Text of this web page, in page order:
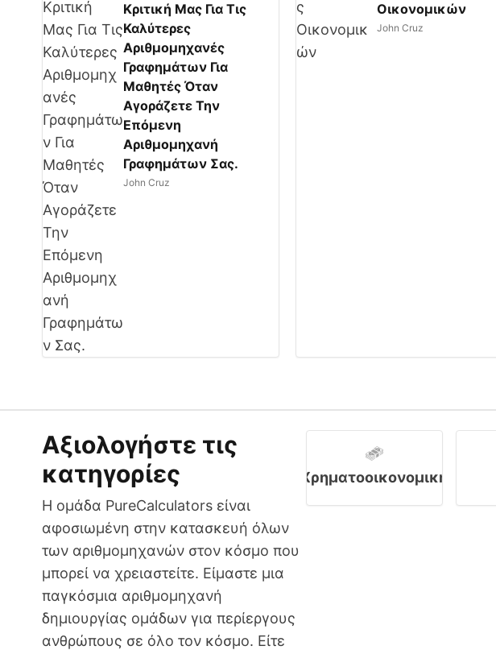
Κριτική Μας Για Τις
Καλύτερες
Αριθμομηχανές
Γραφημάτων Για
Μαθητές Όταν
Αγοράζετε Την
Επόμενη
Αριθμομηχανή
Γραφημάτων Σας.
John Cruz
Οικονομικών
John Cruz
Αξιολογήστε τις
κατηγορίες
Η ομάδα PureCalculators είναι
αφοσιωμένη στην κατασκευή όλων
των αριθμομηχανών στον κόσμο που
μπορεί να χρειαστείτε. Είμαστε μια
παγκόσμια αριθμομηχανή
δημιουργίας ομάδων για περίεργους
ανθρώπους σε όλο τον κόσμο. Είτε
Χρηματοοικονομική